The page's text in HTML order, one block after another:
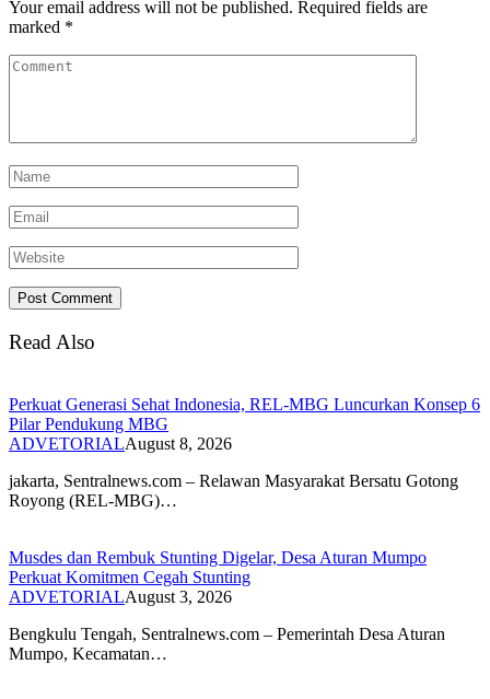
Your email address will not be published. Required fields are
marked *
Read Also
Perkuat Generasi Sehat Indonesia, REL-MBG Luncurkan Konsep 6
Pilar Pendukung MBG
ADVETORIALAugust 8, 2026
‎jakarta, Sentralnews.com – Relawan Masyarakat Bersatu Gotong
Royong (REL-MBG)…
Musdes dan Rembuk Stunting Digelar, Desa Aturan Mumpo
Perkuat Komitmen Cegah Stunting
ADVETORIALAugust 3, 2026
Bengkulu Tengah, Sentralnews.com – Pemerintah Desa Aturan
Mumpo, Kecamatan…